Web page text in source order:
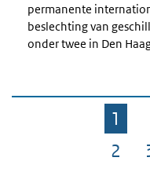
permanente
beslechting van
onder twee in Den
1
2